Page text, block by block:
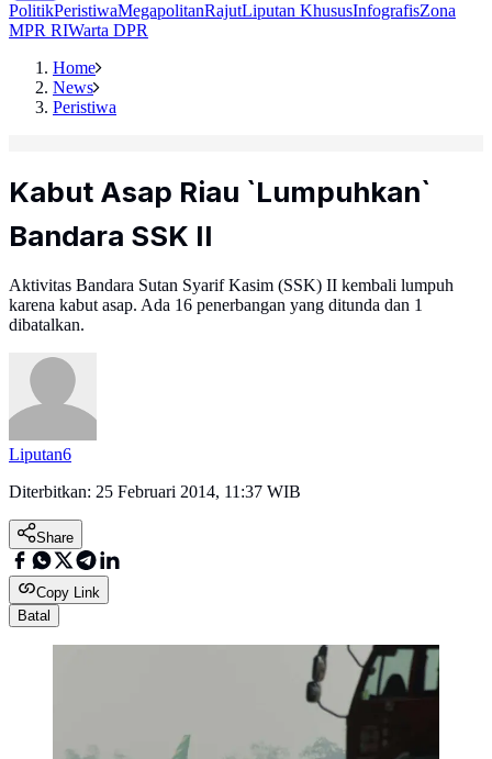
PolitikPeristiwaMegapolitanRajutLiputan KhususInfografisZona
MPR RIWarta DPR
Home
News
Peristiwa
Kabut Asap Riau `Lumpuhkan`
Bandara SSK II
Aktivitas Bandara Sutan Syarif Kasim (SSK) II kembali lumpuh
karena kabut asap. Ada 16 penerbangan yang ditunda dan 1
dibatalkan.
Liputan6
Diterbitkan: 25 Februari 2014, 11:37 WIB
Share
Copy Link
Batal